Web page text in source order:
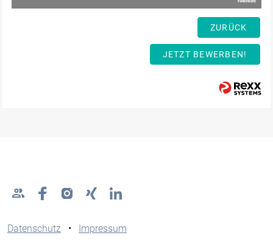
ZURÜCK
JETZT BEWERBEN!
Datenschutz • Impressum